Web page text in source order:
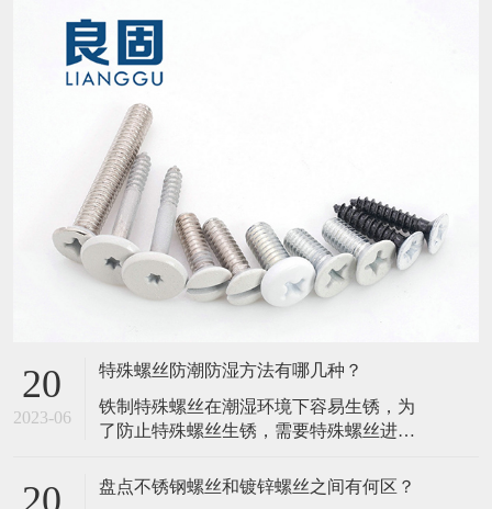
20
2023-06
特殊螺丝防潮防湿方法有哪几种？
​铁制特殊螺丝在潮湿环境下容易生锈，为
了防止特殊螺丝生锈，需要特殊螺丝进行
湿方法如下：(1)、振动机械，尽量用无溶
20
盘点不锈钢螺丝和镀锌螺丝之间有何区？